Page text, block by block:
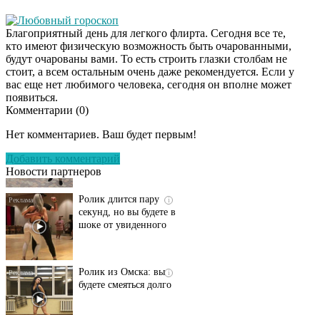
Любовный гороскоп
Благоприятный день для легкого флирта. Сегодня все те,
кто имеют физическую возможность быть очарованными,
будут очарованы вами. То есть строить глазки столбам не
стоит, а всем остальным очень даже рекомендуется. Если у
вас еще нет любимого человека, сегодня он вполне может
появиться.
Комментарии (0)
Нет комментариев. Ваш будет первым!
Добавить комментарий
Новости партнеров
Этот танец невесты
Пересмотрела 10 раз
секунд, но вы будете в
шоке от увиденного
будете смеяться долго